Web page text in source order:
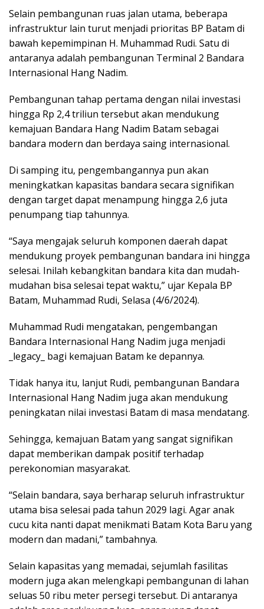
Selain pembangunan ruas jalan utama, beberapa
infrastruktur lain turut menjadi prioritas BP Batam di
bawah kepemimpinan H. Muhammad Rudi. Satu di
antaranya adalah pembangunan Terminal 2 Bandara
Internasional Hang Nadim.
Pembangunan tahap pertama dengan nilai investasi
hingga Rp 2,4 triliun tersebut akan mendukung
kemajuan Bandara Hang Nadim Batam sebagai
bandara modern dan berdaya saing internasional.
Di samping itu, pengembangannya pun akan
meningkatkan kapasitas bandara secara signifikan
dengan target dapat menampung hingga 2,6 juta
penumpang tiap tahunnya.
“Saya mengajak seluruh komponen daerah dapat
mendukung proyek pembangunan bandara ini hingga
selesai. Inilah kebangkitan bandara kita dan mudah-
mudahan bisa selesai tepat waktu,” ujar Kepala BP
Batam, Muhammad Rudi, Selasa (4/6/2024).
Muhammad Rudi mengatakan, pengembangan
Bandara Internasional Hang Nadim juga menjadi
_legacy_ bagi kemajuan Batam ke depannya.
Tidak hanya itu, lanjut Rudi, pembangunan Bandara
Internasional Hang Nadim juga akan mendukung
peningkatan nilai investasi Batam di masa mendatang.
Sehingga, kemajuan Batam yang sangat signifikan
dapat memberikan dampak positif terhadap
perekonomian masyarakat.
“Selain bandara, saya berharap seluruh infrastruktur
utama bisa selesai pada tahun 2029 lagi. Agar anak
cucu kita nanti dapat menikmati Batam Kota Baru yang
modern dan madani,” tambahnya.
Selain kapasitas yang memadai, sejumlah fasilitas
modern juga akan melengkapi pembangunan di lahan
seluas 50 ribu meter persegi tersebut. Di antaranya